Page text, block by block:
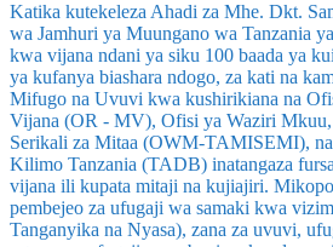
Katika kutekeleza Ahadi za Mhe. Dkt.
wa Jamhuri ya Muungano wa Tanzania
kwa vijana ndani ya siku 100 baada ya
ya kufanya biashara ndogo, za kati na
Mifugo na Uvuvi kwa kushirikiana na
Vijana (OR - MV), Ofisi ya Waziri Mkuu,
Serikali za Mitaa (OWM-TAMISEMI),
Kilimo Tanzania (TADB) inatangaza
vijana ili kupata mitaji na kujiajiri.
pembejeo za ufugaji wa samaki kwa
Tanganyika na Nyasa), zana za uvuvi,